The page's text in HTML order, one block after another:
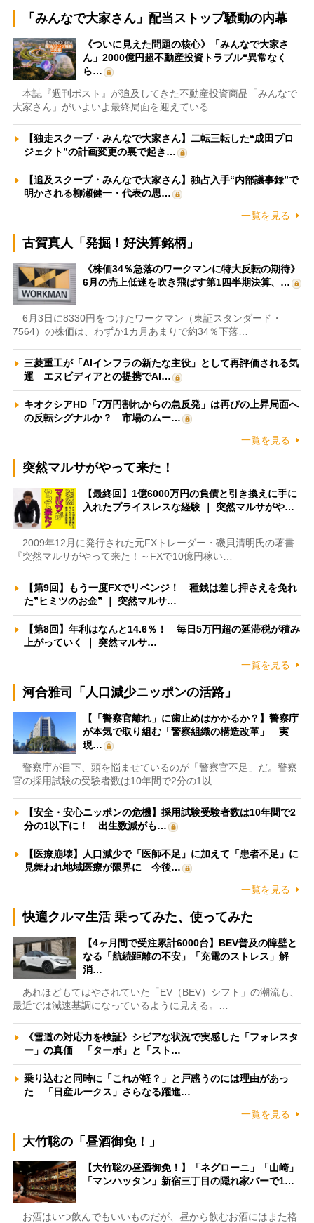
「みんなで大家さん」配当ストップ騒動の内幕
《ついに見えた問題の核心》「みんなで大家さ
ん」2000億円超不動産投資トラブル“異常なく
ら…
本誌『週刊ポスト』が追及してきた不動産投資商品「みんなで
大家さん」がいよいよ最終局面を迎えている…
【独走スクープ・みんなで大家さん】二転三転した“成田プロ
ジェクト”の計画変更の裏で起き…
【追及スクープ・みんなで大家さん】独占入手“内部議事録”で
明かされる柳瀬健一・代表の思…
一覧を見る
古賀真人「発掘！好決算銘柄」
《株価34％急落のワークマンに特大反転の期待》
6月の売上低迷を吹き飛ばす第1四半期決算、…
6月3日に8330円をつけたワークマン（東証スタンダード・
7564）の株価は、わずか1カ月あまりで約34％下落…
三菱重工が「AIインフラの新たな主役」として再評価される気
運 エヌビディアとの提携でAI…
キオクシアHD「7万円割れからの急反発」は再びの上昇局面へ
の反転シグナルか？ 市場のムー…
一覧を見る
突然マルサがやって来た！
【最終回】1億6000万円の負債と引き換えに手に
入れたプライスレスな経験 ｜ 突然マルサがや…
2009年12月に発行された元FXトレーダー・磯貝清明氏の著書
『突然マルサがやって来た！～FXで10億円稼い…
【第9回】もう一度FXでリベンジ！ 種銭は差し押さえを免れ
た”ヒミツのお金” ｜ 突然マルサ…
【第8回】年利はなんと14.6％！ 毎日5万円超の延滞税が積み
上がっていく ｜ 突然マルサ…
一覧を見る
河合雅司「人口減少ニッポンの活路」
【「警察官離れ」に歯止めはかかるか？】警察庁
が本気で取り組む「警察組織の構造改革」 実
現…
警察庁が目下、頭を悩ませているのが「警察官不足」だ。警察
官の採用試験の受験者数は10年間で2分の1以…
【安全・安心ニッポンの危機】採用試験受験者数は10年間で2
分の1以下に！ 出生数減がも…
【医療崩壊】人口減少で「医師不足」に加えて「患者不足」に
見舞われ地域医療が限界に 今後…
一覧を見る
快適クルマ生活 乗ってみた、使ってみた
【4ヶ月間で受注累計6000台】BEV普及の障壁と
なる「航続距離の不安」「充電のストレス」解
消…
あれほどもてはやされていた「EV（BEV）シフト」の潮流も、
最近では減速基調になっているように見える。…
《雪道の対応力を検証》シビアな状況で実感した「フォレスタ
ー」の真価 「ターボ」と「スト…
乗り込むと同時に「これが軽？」と戸惑うのには理由があっ
た 「日産ルークス」さらなる躍進…
一覧を見る
大竹聡の「昼酒御免！」
【大竹聡の昼酒御免！】「ネグローニ」「山崎」
「マンハッタン」新宿三丁目の隠れ家バーで1…
お酒はいつ飲んでもいいものだが、昼から飲むお酒にはまた格